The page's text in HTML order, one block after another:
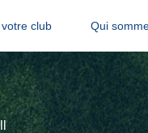
club Qui